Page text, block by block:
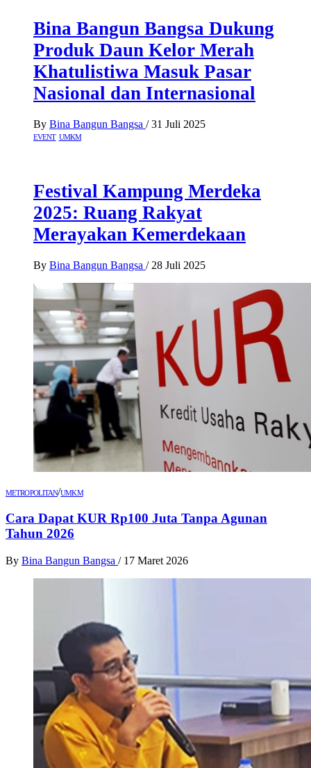
Bina Bangun Bangsa Dukung
Produk Daun Kelor Merah
Khatulistiwa Masuk Pasar
Nasional dan Internasional
By Bina Bangun Bangsa / 31 Juli 2025
EVENT UMKM
Festival Kampung Merdeka
2025: Ruang Rakyat
Merayakan Kemerdekaan
By Bina Bangun Bangsa / 28 Juli 2025
METROPOLITAN/UMKM
Cara Dapat KUR Rp100 Juta Tanpa Agunan
Tahun 2026
By Bina Bangun Bangsa / 17 Maret 2026